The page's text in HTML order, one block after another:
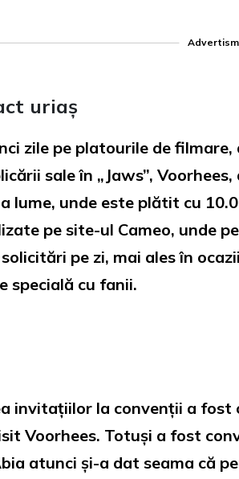
uriaș
zile pe platourile de
sale în „Jaws”,
lume, unde este plătit cu
pe site-ul Cameo, unde
pe zi, mai ales în
specială cu fanii.
invitațiilor la convenții a fost
Voorhees. Totuși a fost
atunci și-a dat seama că